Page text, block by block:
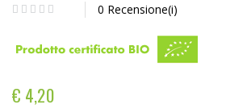
0 Recensione(i)
€ 4,20